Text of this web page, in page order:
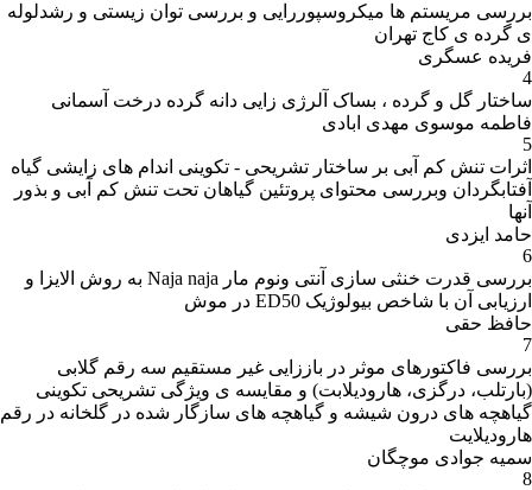
بررسی مریستم ها میکروسپوررایی و بررسی توان زیستی و رشدلوله
ی گرده ی کاج تهران
فریده عسگری
4
ساختار گل و گرده ، بساک آلرژی زایی دانه گرده درخت آسمانی
فاطمه موسوی مهدی ابادی
5
اثرات تنش کم آبی بر ساختار تشریحی - تکوینی اندام های زایشی گیاه
آفتابگردان وبررسی محتوای پروتئین گیاهان تحت تنش کم آبی و بذور
آنها
حامد ایزدی
6
بررسی قدرت خنثی سازی آنتی ونوم مار Naja naja به روش الایزا و
ارزیابی آن با شاخص بیولوژیک ED50 در موش
حافظ حقی
7
بررسی فاکتورهای موثر در باززایی غیر مستقیم سه رقم گلابی
(بارتلب، درگزی، هارودیلابت) و مقایسه ی ویژگی تشریحی تکوینی
گیاهچه های درون شیشه و گیاهچه های سازگار شده در گلخانه در رقم
هارودیلایت
سمیه جوادی موچگان
8